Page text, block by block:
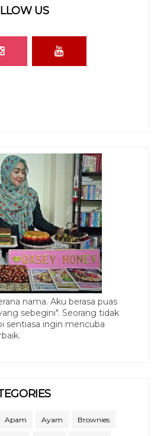
US
nama. Aku berasa puas
sebegini". Seorang tidak
sentiasa ingin mencuba
Apam Ayam Brownies